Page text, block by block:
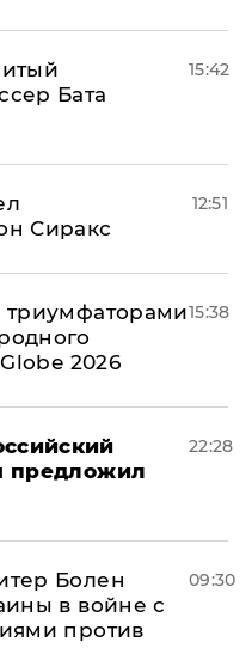
Бата
15:42
Сиракс
12:51
2026
15:38
предложил
22:28
Болен
в войне с
против
09:30